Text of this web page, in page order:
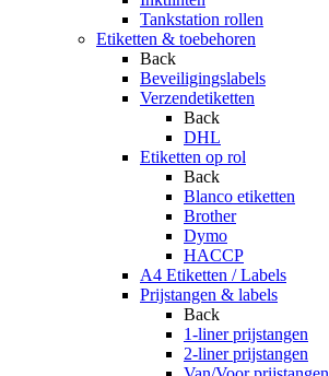
Tankstation rollen
Etiketten & toebehoren
Back
Beveiligingslabels
Verzendetiketten
Back
DHL
Etiketten op rol
Back
Blanco etiketten
Brother
Dymo
HACCP
A4 Etiketten / Labels
Prijstangen & labels
Back
1-liner prijstangen
2-liner prijstangen